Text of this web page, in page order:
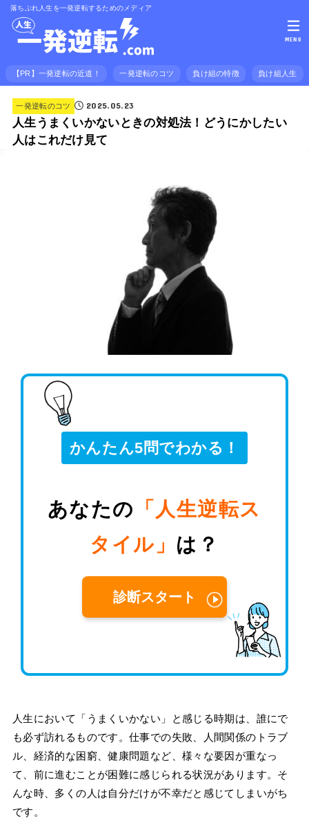
落ちぶれ人生を一発逆転するためのメディア
【PR】一発逆転の近道！ 一発逆転のコツ 負け組の特徴 負け組人生
MENU
一発逆転のコツ 2025.05.23
人生うまくいかないときの対処法！どうにかしたい
人はこれだけ見て
かんたん5問でわかる！
あなたの 「人生逆転ス
タイル」 は？
診断スタート
人生において「うまくいかない」と感じる時期は、誰にで
も必ず訪れるものです。仕事での失敗、人間関係のトラブ
ル、経済的な困窮、健康問題など、様々な要因が重なっ
て、前に進むことが困難に感じられる状況があります。そ
んな時、多くの人は自分だけが不幸だと感じてしまいがち
です。